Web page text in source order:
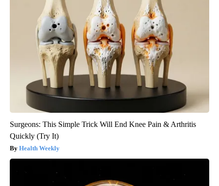
Surgeons: This Simple Trick Will End Knee Pain & Arthritis
Quickly (Try It)
Health Weekly